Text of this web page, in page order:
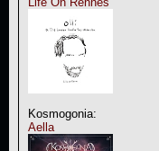
Kosmogonia:
Aella